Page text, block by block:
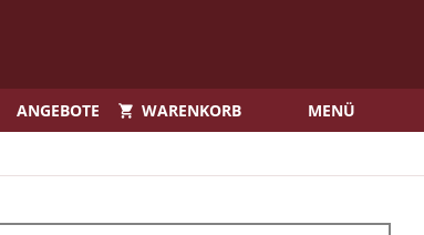
ANGEBOTE WARENKORB MENÜ